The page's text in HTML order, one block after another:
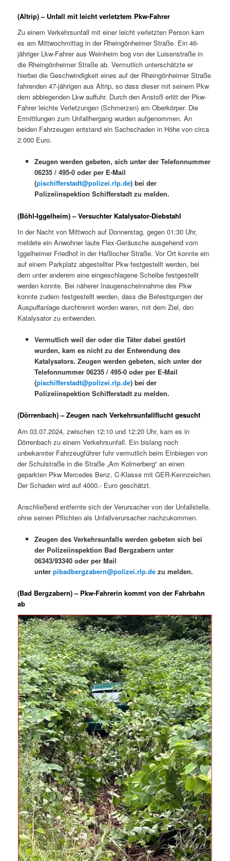
(Altrip) – Unfall mit leicht verletztem Pkw-Fahrer
Zu einem Verkehrsunfall mit einer leicht verletzten Person kam
es am Mittwochmittag in der Rheingönheimer Straße. Ein 46-
jähriger Lkw-Fahrer aus Weinheim bog von der Luisenstraße in
die Rheingönheimer Straße ab. Vermutlich unterschätzte er
hierbei die Geschwindigkeit eines auf der Rheingönheimer Straße
fahrenden 47-jährigen aus Altrip, so dass dieser mit seinem Pkw
dem abbiegenden Lkw auffuhr. Durch den Anstoß erlitt der Pkw-
Fahrer leichte Verletzungen (Schmerzen) am Oberkörper. Die
Ermittlungen zum Unfallhergang wurden aufgenommen. An
beiden Fahrzeugen entstand ein Sachschaden in Höhe von circa
2.000 Euro.
Zeugen werden gebeten, sich unter der Telefonnummer
06235 / 495-0 oder per E-Mail
(pischifferstadt@polizei.rlp.de) bei der
Polizeiinspektion Schifferstadt zu melden.
(Böhl-Iggelheim) – Versuchter Katalysator-Diebstahl
In der Nacht von Mittwoch auf Donnerstag, gegen 01:30 Uhr,
meldete ein Anwohner laute Flex-Geräusche ausgehend vom
Iggelheimer Friedhof in der Haßlocher Straße. Vor Ort konnte ein
auf einem Parkplatz abgestellter Pkw festgestellt werden, bei
dem unter anderem eine eingeschlagene Scheibe festgestellt
werden konnte. Bei näherer Inaugenscheinnahme des Pkw
konnte zudem festgestellt werden, dass die Befestigungen der
Auspuffanlage durchtrennt worden waren, mit dem Ziel, den
Katalysator zu entwenden.
Vermutlich weil der oder die Täter dabei gestört
wurden, kam es nicht zu der Entwendung des
Katalysators. Zeugen werden gebeten, sich unter der
Telefonnummer 06235 / 495-0 oder per E-Mail
(pischifferstadt@polizei.rlp.de) bei der
Polizeiinspektion Schifferstadt zu melden.
(Dörrenbach) – Zeugen nach Verkehrsunfallflucht gesucht
Am 03.07.2024, zwischen 12:10 und 12:20 Uhr, kam es in
Dörrenbach zu einem Verkehrsunfall. Ein bislang noch
unbekannter Fahrzeugführer fuhr vermutlich beim Einbiegen von
der Schulstraße in die Straße „Am Kolmerberg“ an einen
geparkten Pkw Mercedes Benz, C-Klasse mit GER-Kennzeichen.
Der Schaden wird auf 4000.- Euro geschätzt.
Anschließend entfernte sich der Verursacher von der Unfallstelle,
ohne seinen Pflichten als Unfallverursacher nachzukommen.
Zeugen des Verkehrsunfalls werden gebeten sich bei
der Polizeiinspektion Bad Bergzabern unter
06343/93340 oder per Mail
unter pibadbergzabern@polizei.rlp.dezu melden.
(Bad Bergzabern) – Pkw-Fahrerin kommt von der Fahrbahn
ab